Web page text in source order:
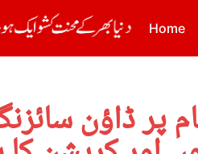
Home
ڈاؤن